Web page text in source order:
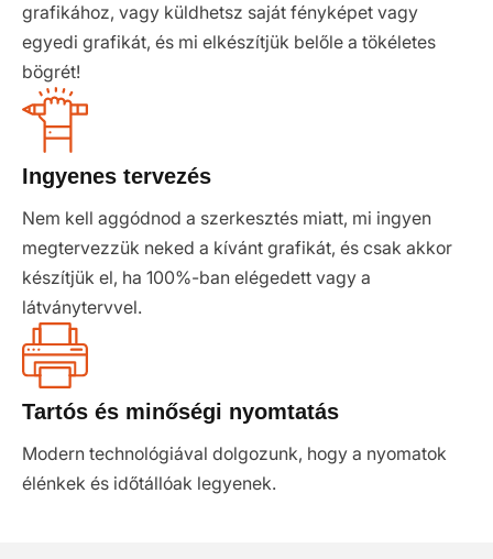
grafikához, vagy küldhetsz saját fényképet vagy
egyedi grafikát, és mi elkészítjük belőle a tökéletes
bögrét!
Ingyenes tervezés
Nem kell aggódnod a szerkesztés miatt, mi ingyen
megtervezzük neked a kívánt grafikát, és csak akkor
készítjük el, ha 100%-ban elégedett vagy a
látványtervvel.
Tartós és minőségi nyomtatás
Modern technológiával dolgozunk, hogy a nyomatok
élénkek és időtállóak legyenek.